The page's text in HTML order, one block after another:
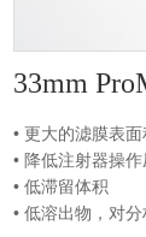
33mm
• 更大的滤膜表
• 降低注射器操
• 低滞留体积
• 低溶出物，对